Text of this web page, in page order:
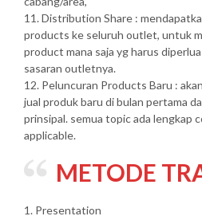
11. Distribution Share :
products ke seluruh outlet, untuk
product mana saja yg harus
sasaran outletnya.
12. Peluncuran Products Baru :
jual produk baru di bulan pertama
prinsipal. semua topic ada lengkap
applicable.
METODE
1. Presentation